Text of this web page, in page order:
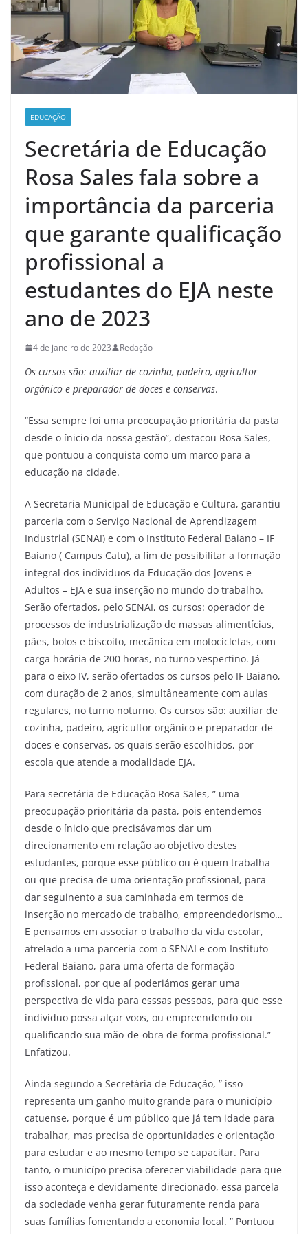
EDUCAÇÃO
Secretária de Educação
Rosa Sales fala sobre a
importância da parceria
que garante qualificação
profissional a
estudantes do EJA neste
ano de 2023
4 de janeiro de 2023 Redação
Os cursos são: auxiliar de cozinha, padeiro, agricultor
orgânico e preparador de doces e conservas.
“Essa sempre foi uma preocupação prioritária da pasta
desde o ínicio da nossa gestão”, destacou Rosa Sales,
que pontuou a conquista como um marco para a
educação na cidade.
A Secretaria Municipal de Educação e Cultura, garantiu
parceria com o Serviço Nacional de Aprendizagem
Industrial (SENAI) e com o Instituto Federal Baiano – IF
Baiano ( Campus Catu), a fim de possibilitar a formação
integral dos indivíduos da Educação dos Jovens e
Adultos – EJA e sua inserção no mundo do trabalho.
Serão ofertados, pelo SENAI, os cursos: operador de
processos de industrialização de massas alimentícias,
pães, bolos e biscoito, mecânica em motocicletas, com
carga horária de 200 horas, no turno vespertino. Já
para o eixo IV, serão ofertados os cursos pelo IF Baiano,
com duração de 2 anos, simultâneamente com aulas
regulares, no turno noturno. Os cursos são: auxiliar de
cozinha, padeiro, agricultor orgânico e preparador de
doces e conservas, os quais serão escolhidos, por
escola que atende a modalidade EJA.
Para secretária de Educação Rosa Sales, ” uma
preocupação prioritária da pasta, pois entendemos
desde o ínicio que precisávamos dar um
direcionamento em relação ao objetivo destes
estudantes, porque esse público ou é quem trabalha
ou que precisa de uma orientação profissional, para
dar seguinento a sua caminhada em termos de
inserção no mercado de trabalho, empreendedorismo…
E pensamos em associar o trabalho da vida escolar,
atrelado a uma parceria com o SENAI e com Instituto
Federal Baiano, para uma oferta de formação
profissional, por que aí poderiámos gerar uma
perspectiva de vida para esssas pessoas, para que esse
indivíduo possa alçar voos, ou empreendendo ou
qualificando sua mão-de-obra de forma profissional.”
Enfatizou.
Ainda segundo a Secretária de Educação, ” isso
representa um ganho muito grande para o município
catuense, porque é um público que já tem idade para
trabalhar, mas precisa de oportunidades e orientação
para estudar e ao mesmo tempo se capacitar. Para
tanto, o municípo precisa oferecer viabilidade para que
isso aconteça e devidamente direcionado, essa parcela
da sociedade venha gerar futuramente renda para
suas famílias fomentando a economia local. ” Pontuou